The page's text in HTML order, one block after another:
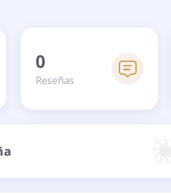
0
Reseñas